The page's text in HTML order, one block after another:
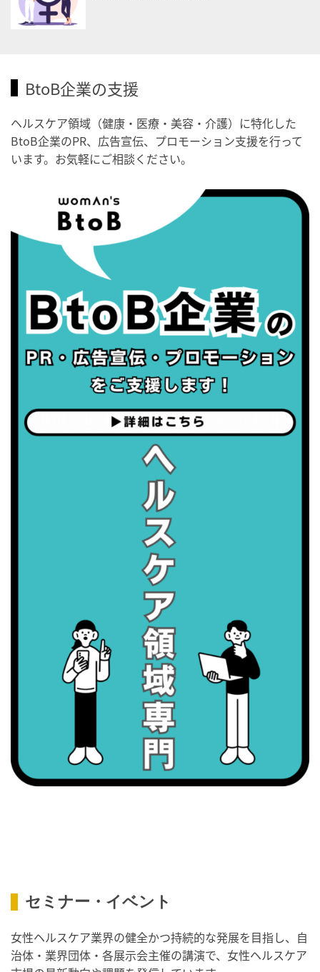
・秋の睡眠の日
・世界アルツハイマー月間
・健康増進普及月間
・歯ヂカラ探究月間
・職場の健康診断実施強化月間
・世界性の健康デー
・がん征圧月間
・世界アルツハイマー月間
・健康増進普及月間
・歯ヂカラ探究月間
・職場の健康診断実施強化月間
2026/09/06(日)
・世界アルツハイマー月間
・健康増進普及月間
・職場の健康診断実施強化月間
・職場の健康診断実施強化月間
・世界アルツハイマー月間
・健康増進普及月間
・歯ヂカラ探究月間
・職場の健康診断実施強化月間
2026/09/09(水)
・がん征圧月間
・骨盤臓器脱 克服の日
・がん征圧月間
・世界アルツハイマー月間
BtoB企業の支援
ヘルスケア領域（健康・医療・美容・介護）に特化した
BtoB企業のPR、広告宣伝、プロモーション支援を行って
います。お気軽にご相談ください。
セミナー・イベント
女性ヘルスケア業界の健全かつ持続的な発展を目指し、自
治体・業界団体・各展示会主催の講演で、女性ヘルスケア